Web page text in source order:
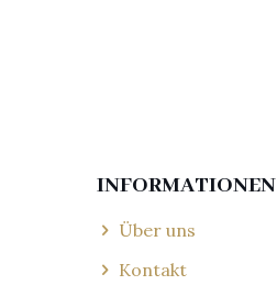
INFORMATIONEN
Über uns
Kontakt